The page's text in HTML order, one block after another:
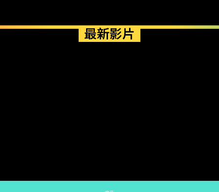
最新影片